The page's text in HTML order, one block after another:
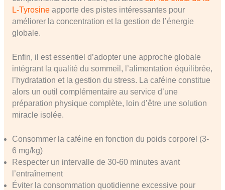
L-Tyrosineapporte des pistes intéressantes pour
améliorer la concentration et la gestion de l’énergie
globale.
Enfin, il est essentiel d’adopter une approche globale
intégrant la qualité du sommeil, l’alimentation équilibrée,
l’hydratation et la gestion du stress. La caféine constitue
alors un outil complémentaire au service d’une
préparation physique complète, loin d’être une solution
miracle isolée.
Consommer la caféine en fonction du poids corporel (3-
6 mg/kg)
Respecter un intervalle de 30-60 minutes avant
l’entraînement
Éviter la consommation quotidienne excessive pour